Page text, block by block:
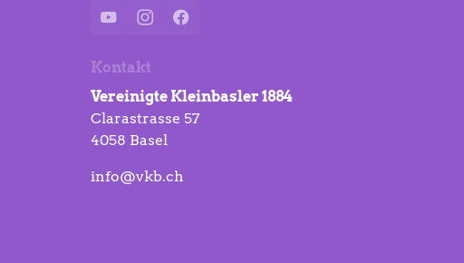
YouTubeInstagramFacebook
Kontakt
Vereinigte Kleinbasler 1884
Clarastrasse 57
4058 Basel
info@vkb.ch